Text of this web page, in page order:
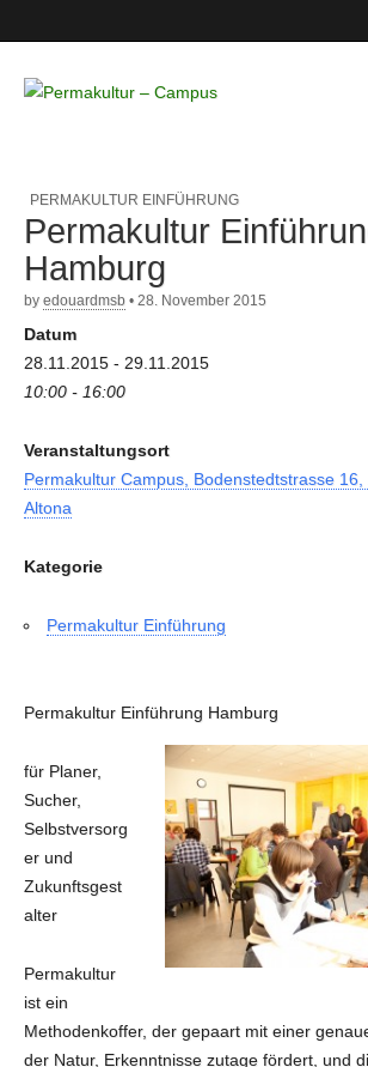
– Campus
PERMAKULTUR EINFÜHRUNG
Permakultur
Hamburg
by edouardmsb • 28. November 2015
Datum
28.11.2015 - 29.11.2015
10:00 - 16:00
Veranstaltungsort
Permakultur Campus, Bodenstedtstrasse
Altona
Kategorie
Permakultur Einführung
Permakultur Einführung Hamburg
für Planer,
Sucher,
Selbstversorg
er und
Zukunftsgest
alter
Permakultur
ist ein
Methodenkoffer, der gepaart mit einer
der Natur, Erkenntnisse zutage fördert, und